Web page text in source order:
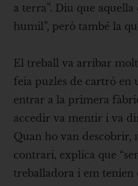
a terra”. Diu que aquella
humil”, però també la
El treball va arribar molt
feia puzles de cartró en
entrar a la primera
accedir va mentir i va
Quan ho van descobrir,
contrari, explica que
treballadora i em tenien